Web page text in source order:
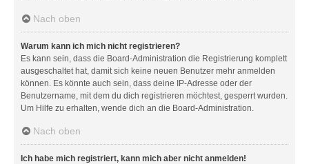
Nach oben
Warum kann ich mich nicht registrieren?
Es kann sein, dass die Board-Administration die Registrierung komplett
ausgeschaltet hat, damit sich keine neuen Benutzer mehr anmelden
können. Es könnte auch sein, dass deine IP-Adresse oder der
Benutzername, mit dem du dich registrieren möchtest, gesperrt wurden.
Um Hilfe zu erhalten, wende dich an die Board-Administration.
Nach oben
Ich habe mich registriert, kann mich aber nicht anmelden!